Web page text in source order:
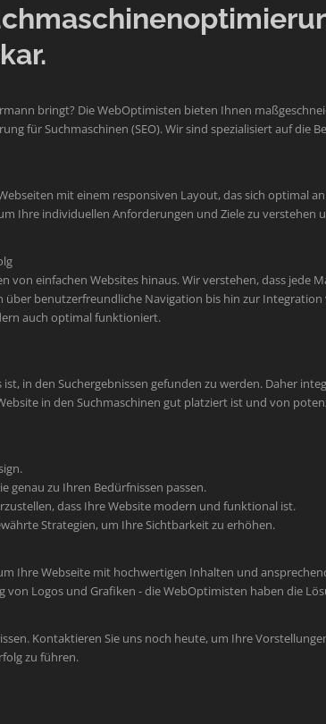
bringt? Die WebOptimisten bieten Ihnen
für Suchmaschinen (SEO). Wir sind spezialisiert auf
mit einem responsiven Layout, das sich optimal
Ihre individuellen Anforderungen und Ziele zu verstehen
von einfachen Websites hinaus. Wir verstehen, dass jede
über benutzerfreundliche Navigation bis hin zur
auch optimal funktioniert.
in den Suchergebnissen gefunden zu werden. Daher
in den Suchmaschinen gut platziert ist und von
genau zu Ihren Bedürfnissen passen.
dass Ihre Website modern und funktional ist.
Strategien, um Ihre Sichtbarkeit zu erhöhen.
Ihre Webseite mit hochwertigen Inhalten und
Logos und Grafiken - die WebOptimisten haben die
Kontaktieren Sie uns noch heute, um Ihre
zu führen.